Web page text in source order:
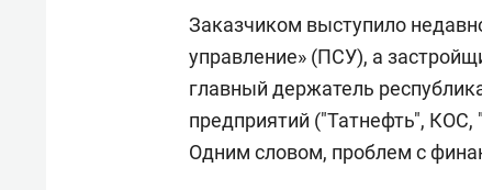
Заказчиком выступило
управление» (ПСУ), а
главный держатель
предприятий ("Татнефть",
Одним словом, проблем с